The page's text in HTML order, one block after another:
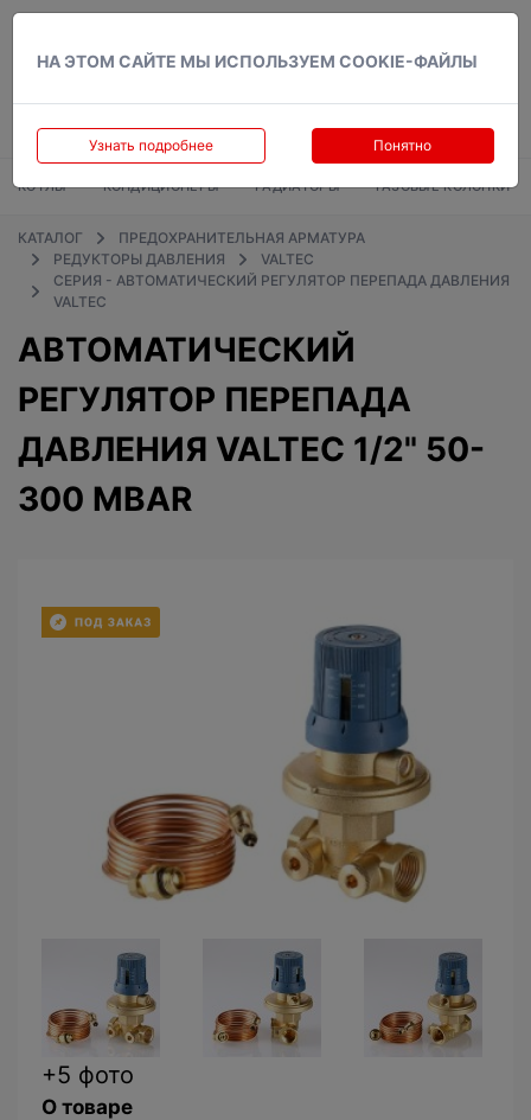
НА ЭТОМ САЙТЕ МЫ ИСПОЛЬЗУЕМ COOKIE-ФАЙЛЫ
Узнать подробнее Понятно
КОТЛЫ КОНДИЦИОНЕРЫ РАДИАТОРЫ ГАЗОВЫЕ КОЛОНКИ
КАТАЛОГ
ПРЕДОХРАНИТЕЛЬНАЯ АРМАТУРА
РЕДУКТОРЫ ДАВЛЕНИЯ
VALTEC
СЕРИЯ - АВТОМАТИЧЕСКИЙ РЕГУЛЯТОР ПЕРЕПАДА ДАВЛЕНИЯ
VALTEC
АВТОМАТИЧЕСКИЙ
РЕГУЛЯТОР ПЕРЕПАДА
ДАВЛЕНИЯ VALTEC 1/2" 50-
300 MBAR
+5 фото
О товаре